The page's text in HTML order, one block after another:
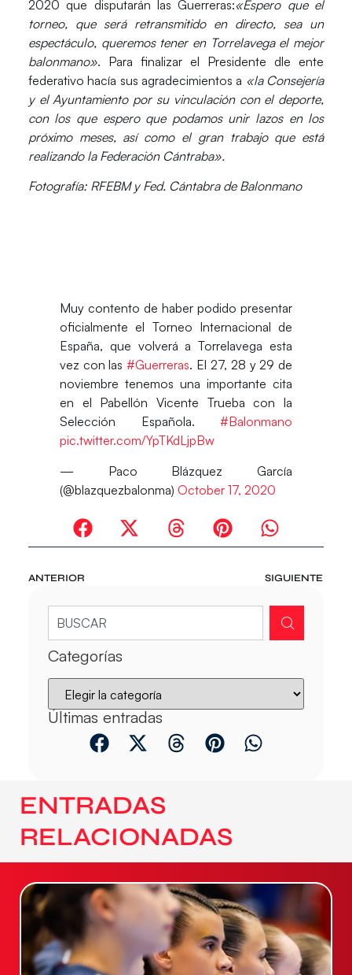
2020 que disputarán las Guerreras:«Espero que el
torneo, que será retransmitido en directo, sea un
espectáculo, queremos tener en Torrelavega el mejor
balonmano». Para finalizar el Presidente dle ente
federativo hacía sus agradecimientos a «la Consejería
y el Ayuntamiento por su vinculación con el deporte,
con los que espero que podamos unir lazos en los
próximo meses, así como el gran trabajo que está
realizando la Federación Cántraba».
Fotografía: RFEBM y Fed. Cántabra de Balonmano
Muy contento de haber podido presentar
oficialmente el Torneo Internacional de
España, que volverá a Torrelavega esta
vez con las#Guerreras. El 27, 28 y 29 de
noviembre tenemos una importante cita
en el Pabellón Vicente Trueba con la
Selección Española.#Balonmano
pic.twitter.com/YpTKdLjpBw
— Paco Blázquez García
(@blazquezbalonma) October 17, 2020
ANTERIOR SIGUIENTE
Categorías
Últimas entradas
ENTRADAS
RELACIONADAS